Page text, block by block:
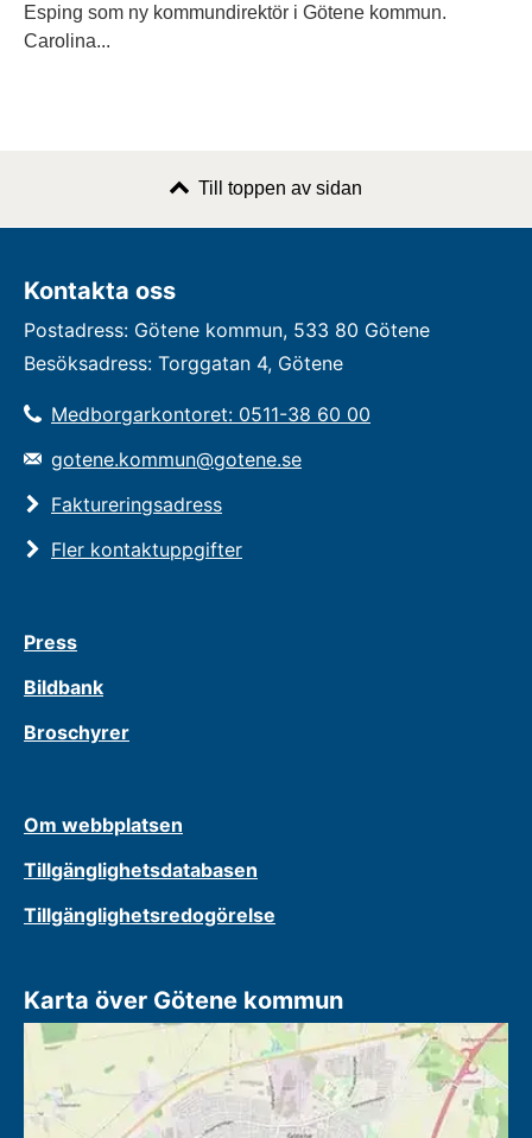
Esping som ny kommundirektör i Götene kommun.
Carolina...
Till toppen av sidan
Kontakta oss
Postadress: Götene kommun, 533 80 Götene
Besöksadress: Torggatan 4, Götene
Medborgarkontoret: 0511-38 60 00
gotene.kommun@gotene.se
Faktureringsadress
Fler kontaktuppgifter
Press
Bildbank
Broschyrer
Om webbplatsen
Tillgänglighetsdatabasen
Tillgänglighetsredogörelse
Karta över Götene kommun